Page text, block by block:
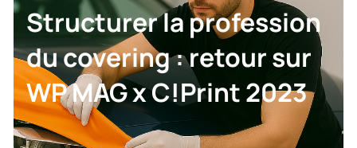
Structurer la profession
du covering : retour sur
WP MAG x C!Print 2023